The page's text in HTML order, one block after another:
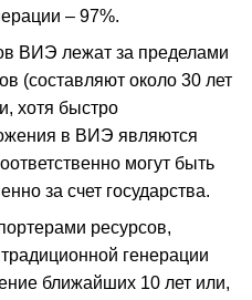
– 97%.
ВИЭ лежат за пределами
(составляют около 30 лет
хотя быстро
в ВИЭ являются
могут быть
за счет государства.
ресурсов,
генерации
ближайших 10 лет или,